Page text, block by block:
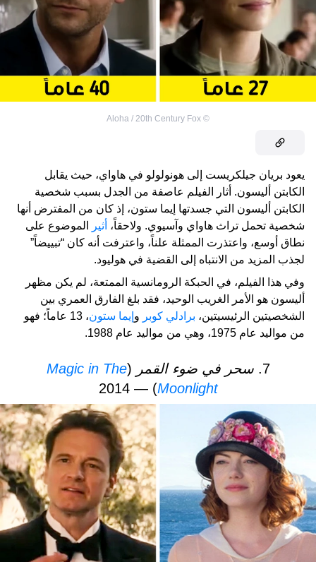
©
Aloha / 20th Century Fox
يعود بريان جيلكريست إلى هونولولو في هاواي، حيث يقابل
الكابتن أليسون. أثار الفيلم عاصفة من الجدل بسبب شخصية
الكابتن أليسون التي جسدتها إيما ستون، إذ كان من المفترض أنها
شخصية تحمل تراث هاواي وآسيوي. ولاحقاً، أثير
الموضوع على
نطاق أوسع، واعتذرت الممثلة علناً، واعترفت أنه كان “تبييضاً”
لجذب المزيد من الانتباه إلى القضية في هوليود.
وفي هذا الفيلم، في الحبكة الرومانسية الممتعة، لم يكن مظهر
أليسون هو الأمر الغريب الوحيد، فقد بلغ الفارق العمري بين
الشخصيتين الرئيسيتين، برادلي كوبر و إيما ستون
، 13 عاماً؛ فهو
من مواليد عام 1975، وهي من مواليد عام 1988.
7. سحر في ضوء القمر (
Magic in The
Moonlight
) — 2014